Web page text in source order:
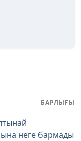
БАРЛЫҒЫ
неге бармады